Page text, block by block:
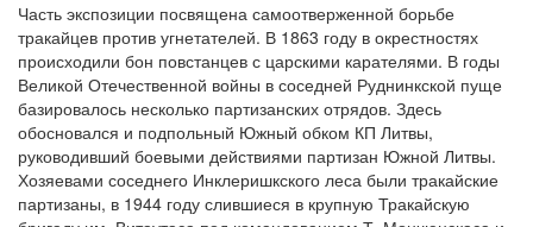
Часть экспозиции посвящена самоотверженной борьбе
тракайцев против угнетателей. В 1863 году в окрестностях
происходили бон повстанцев с царскими карателями. В годы
Великой Отечественной войны в соседней Руднинкской пуще
базировалось несколько партизанских отрядов. Здесь
обосновался и подпольный Южный обком КП Литвы,
руководивший боевыми действиями партизан Южной Литвы.
Хозяевами соседнего Инклеришкского леса были тракайские
партизаны, в 1944 году слившиеся в крупную Тракайскую